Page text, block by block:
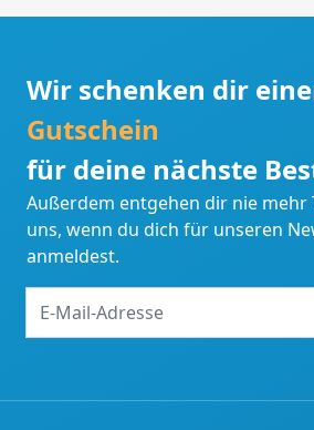
Wir schenken dir
Gutschein
für deine nächste
Außerdem entgehen dir nie mehr
uns, wenn du dich für unseren
anmeldest.
Mail-